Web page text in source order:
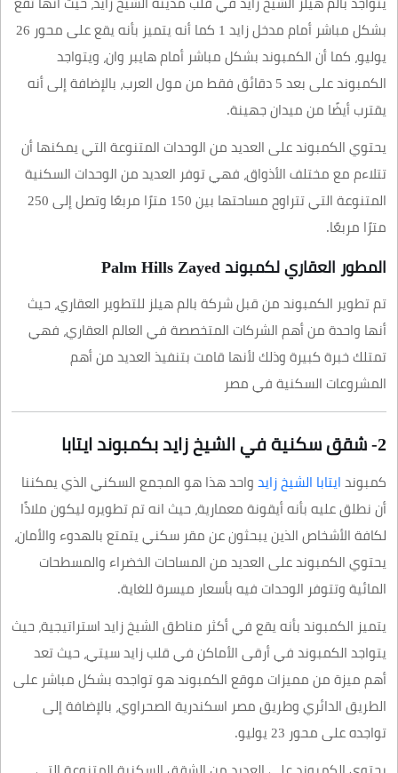
يتواجد بالم هيلز الشيخ زايد في قلب مدينة الشيخ زايد، حيث أنها تقع
بشكل مباشر أمام مدخل زايد 1 كما أنه يتميز بأنه يقع على محور 26
يوليو، كما أن الكمبوند بشكل مباشر أمام هايبر وان، ويتواجد
الكمبوند على بعد 5 دقائق فقط من مول العرب، بالإضافة إلى أنه
يقترب أيضًا من ميدان جهينة.
يحتوي الكمبوند على العديد من الوحدات المتنوعة التي يمكنها أن
تتلاءم مع مختلف الأذواق، فهي توفر العديد من الوحدات السكنية
المتنوعة التي تتراوح مساحتها بين 150 مترًا مربعًا وتصل إلى 250
مترًا مربعًا.
المطور العقاري لكمبوند Palm Hills Zayed
تم تطوير الكمبوند من قبل شركة بالم هيلز للتطوير العقاري، حيث
أنها واحدة من أهم الشركات المتخصصة في العالم العقاري، فهي
تمتلك خبرة كبيرة وذلك لأنها قامت بتنفيذ العديد من أهم
المشروعات السكنية في مصر
2- شقق سكنية في الشيخ زايد بكمبوند ايتابا
كمبوند ايتابا الشيخ زايد واحد هذا هو المجمع السكني الذي يمكننا
أن نطلق عليه بأنه أيقونة معمارية، حيث انه تم تطويره ليكون ملاذًا
لكافة الأشخاص الذين يبحثون عن مقر سكني يتمتع بالهدوء والأمان،
يحتوي الكمبوند على العديد من المساحات الخضراء والمسطحات
المائية وتتوفر الوحدات فيه بأسعار ميسرة للغاية.
يتميز الكمبوند بأنه يقع في أكثر مناطق الشيخ زايد استراتيجية، حيث
يتواجد الكمبوند في أرقى الأماكن في قلب زايد سيتي، حيث تعد
أهم ميزة من مميزات موقع الكمبوند هو تواجده بشكل مباشر على
الطريق الدائري وطريق مصر اسكندرية الصحراوي، بالإضافة إلى
تواجده على محور 23 يوليو.